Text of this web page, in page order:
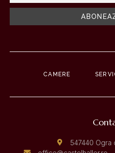
CAMERE
547440 Ogra